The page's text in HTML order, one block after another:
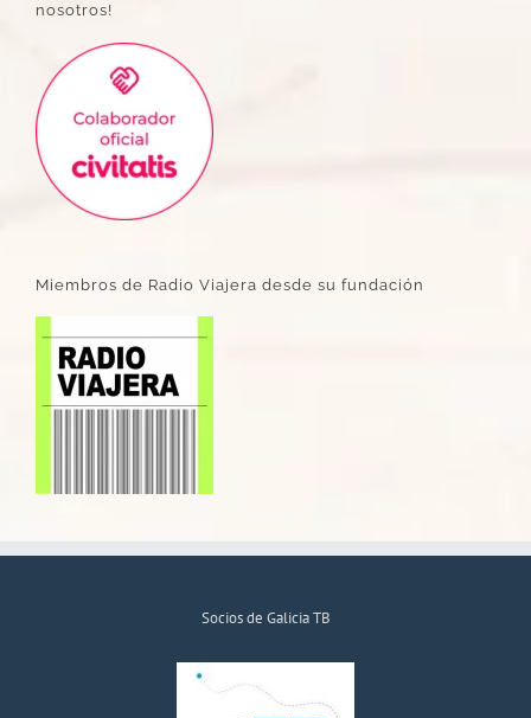
nosotros!
Miembros de Radio Viajera desde su fundación
Socios de Galicia TB